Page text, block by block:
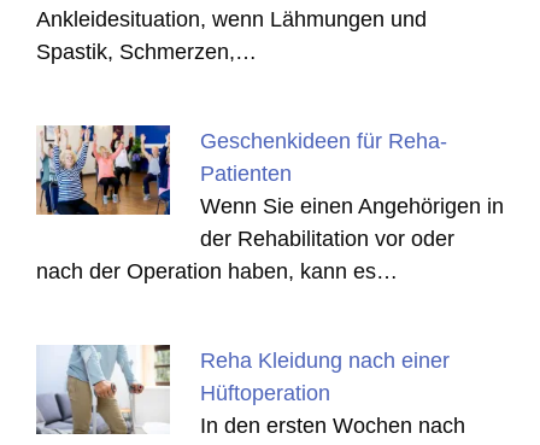
Ankleidesituation, wenn Lähmungen und
Spastik, Schmerzen,…
Geschenkideen für Reha-
Patienten
Wenn Sie einen Angehörigen in
der Rehabilitation vor oder
nach der Operation haben, kann es…
Reha Kleidung nach einer
Hüftoperation
In den ersten Wochen nach